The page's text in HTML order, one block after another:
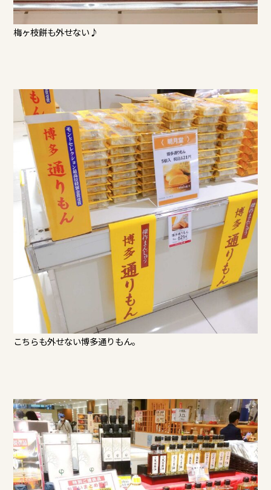
梅ヶ枝餅も外せない♪
こちらも外せない博多通りもん。